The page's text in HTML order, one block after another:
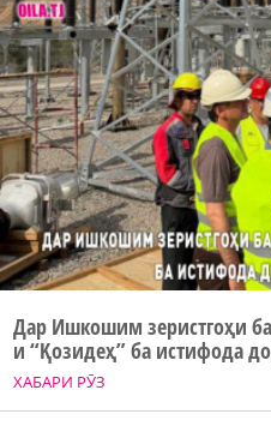
ХАБАРИ РӮЗ
Дар Ишкошим зеристгоҳи
и “Қозидеҳ” ба истифода